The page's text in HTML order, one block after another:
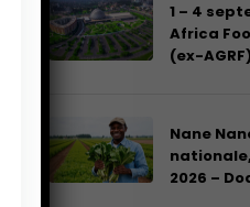
1 – 4
Africa
(ex-
Nane
2026 –